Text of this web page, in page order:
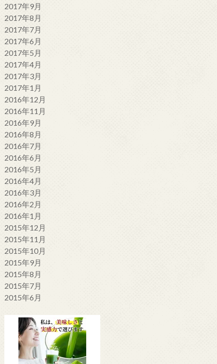
2017年9月
2017年8月
2017年7月
2017年6月
2017年5月
2017年4月
2017年3月
2017年1月
2016年12月
2016年11月
2016年9月
2016年8月
2016年7月
2016年6月
2016年5月
2016年4月
2016年3月
2016年2月
2016年1月
2015年12月
2015年11月
2015年10月
2015年9月
2015年8月
2015年7月
2015年6月